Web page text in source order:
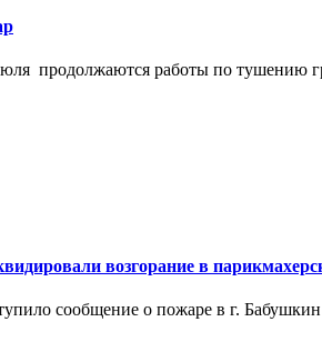
продолжаются работы по тушению
возгорание в
сообщение о пожаре в г. Бабушкин